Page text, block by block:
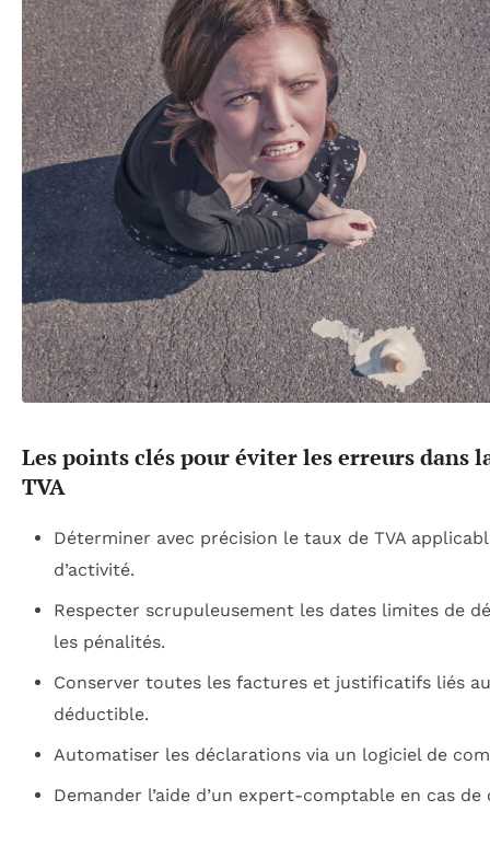
Les points clés pour éviter les erreurs dans
TVA
Déterminer avec précision le taux de TVA
d’activité.
Respecter scrupuleusement les dates limites de
les pénalités.
Conserver toutes les factures et justificatifs liés
déductible.
Automatiser les déclarations via un logiciel de
Demander l’aide d’un expert-comptable en cas de